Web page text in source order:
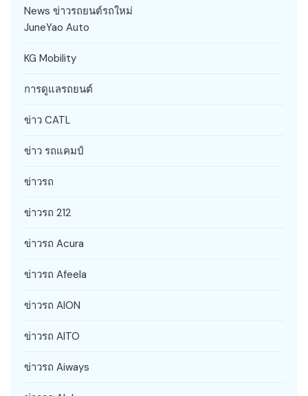
News ข่าวรถยนต์รถใหม่
JuneYao Auto
KG Mobility
การดูแลรถยนต์
ข่าว CATL
ข่าว รถแคมป์
ข่าวรถ
ข่าวรถ 212
ข่าวรถ Acura
ข่าวรถ Afeela
ข่าวรถ AION
ข่าวรถ AITO
ข่าวรถ Aiways